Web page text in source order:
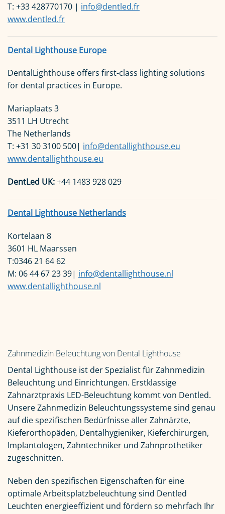
T: +33 428770170 | info@dentled.fr
www.dentled.fr
Dental Lighthouse Europe
DentalLighthouse offers first-class lighting solutions
for dental practices in Europe.
Mariaplaats 3
3511 LH Utrecht
The Netherlands
T: +31 30 3100 500| info@dentallighthouse.eu
www.dentallighthouse.eu
DentLed UK:+44 1483 928 029
Dental Lighthouse Netherlands
Kortelaan 8
3601 HL Maarssen
T:0346 21 64 62
M: 06 44 67 23 39| info@dentallighthouse.nl
www.dentallighthouse.nl
Zahnmedizin Beleuchtung von Dental Lighthouse
Dental Lighthouse ist der Spezialist für Zahnmedizin
Beleuchtung und Einrichtungen. Erstklassige
Zahnarztpraxis LED-Beleuchtung kommt von Dentled.
Unsere Zahnmedizin Beleuchtungssysteme sind genau
auf die spezifischen Bedürfnisse aller Zahnärzte,
Kieferorthopäden, Dentalhygieniker, Kieferchirurgen,
Implantologen, Zahntechniker und Zahnprothetiker
zugeschnitten.
Neben den spezifischen Eigenschaften für eine
optimale Arbeitsplatzbeleuchtung sind Dentled
Leuchten energieeffizient und fördern so mehrfach Ihr